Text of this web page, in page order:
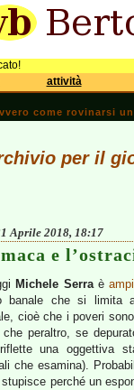
attività
come rovinarsi
per il
Aprile 2018, 18:17
e
Michele Serraè
banale che si limita
cioè che i poveri
che peraltro, se
una oggettiva
che esamina).
perché un